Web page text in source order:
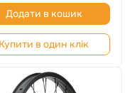
Додати в кошик
Купити в один клік